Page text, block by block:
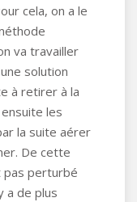
cela, on a le
va travailler
solution
à retirer à la
les
la suite aérer
De cette
pas perturbé
a de plus